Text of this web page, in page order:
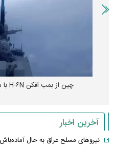
چین از بمب افکن H-۶N با موشک هسته‌ای رونمایی کرد
آخرین اخبار
نیروهای مسلح عراق به حال